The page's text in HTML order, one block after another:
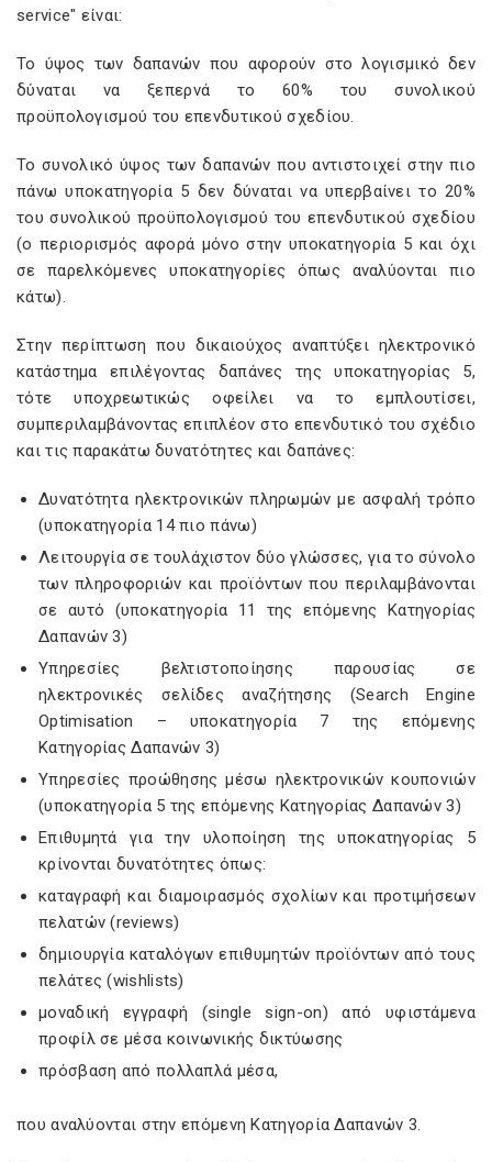
service" είναι:
Το ύψος των δαπανών που αφορούν στο λογισμικό δεν
δύναται να ξεπερνά το 60% του συνολικού
προϋπολογισμού του επενδυτικού σχεδίου.
Το συνολικό ύψος των δαπανών που αντιστοιχεί στην πιο
πάνω υποκατηγορία 5 δεν δύναται να υπερβαίνει το 20%
του συνολικού προϋπολογισμού του επενδυτικού σχεδίου
(ο περιορισμός αφορά μόνο στην υποκατηγορία 5 και όχι
σε παρελκόμενες υποκατηγορίες όπως αναλύονται πιο
κάτω).
Στην περίπτωση που δικαιούχος αναπτύξει ηλεκτρονικό
κατάστημα επιλέγοντας δαπάνες της υποκατηγορίας 5,
τότε υποχρεωτικώς οφείλει να το εμπλουτίσει,
συμπεριλαμβάνοντας επιπλέον στο επενδυτικό του σχέδιο
και τις παρακάτω δυνατότητες και δαπάνες:
Δυνατότητα ηλεκτρονικών πληρωμών με ασφαλή τρόπο
(υποκατηγορία 14 πιο πάνω)
Λειτουργία σε τουλάχιστον δύο γλώσσες, για το σύνολο
των πληροφοριών και προϊόντων που περιλαμβάνονται
σε αυτό (υποκατηγορία 11 της επόμενης Κατηγορίας
Δαπανών 3)
Υπηρεσίες βελτιστοποίησης παρουσίας σε
ηλεκτρονικές σελίδες αναζήτησης (Search Engine
Optimisation – υποκατηγορία 7 της επόμενης
Κατηγορίας Δαπανών 3)
Υπηρεσίες προώθησης μέσω ηλεκτρονικών κουπονιών
(υποκατηγορία 5 της επόμενης Κατηγορίας Δαπανών 3)
Επιθυμητά για την υλοποίηση της υποκατηγορίας 5
κρίνονται δυνατότητες όπως:
καταγραφή και διαμοιρασμός σχολίων και προτιμήσεων
πελατών (reviews)
δημιουργία καταλόγων επιθυμητών προϊόντων από τους
πελάτες (wishlists)
μοναδική εγγραφή (single sign-on) από υφιστάμενα
προφίλ σε μέσα κοινωνικής δικτύωσης
πρόσβαση από πολλαπλά μέσα,
που αναλύονται στην επόμενη Κατηγορία Δαπανών 3.